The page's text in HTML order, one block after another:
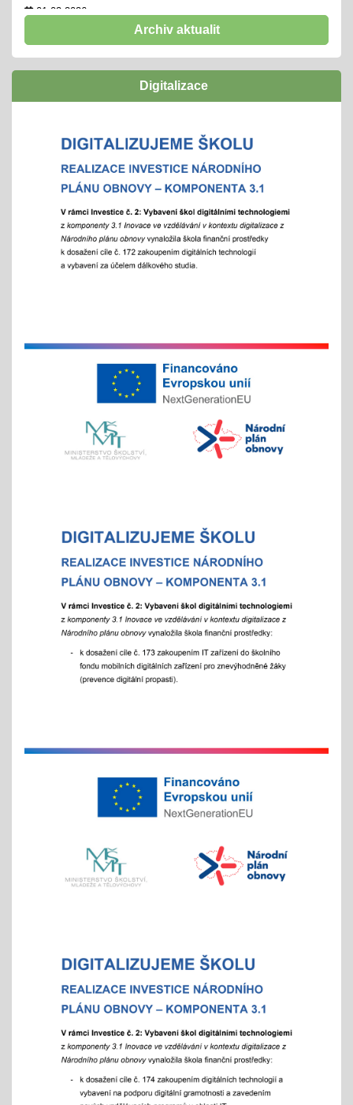
01.02.2026
chceme školu, kde se všichni cítí dobře,
naplno rozvinout svůj potenciál
01.02.2026
městská, okresní a vyšší kola
"držíme palce"
Zápisy online pro školní rok 2026/2027
15.01.2026
- letošní zápis do ZŠ pro 1. ročník školního roku
Chystáte se k zápisu?
nabízíme individuální prohlídky školy
"Každý jinak, ale všichni se těšíme"
25.11.2025
celoškolní slavnostní akce
25. 11. 2025
na jaře si potom vyberou žáci 2. st. odměnu/
volný vstup s programem
4x - od 11. do 20. 11.
aneb "Kam na střední?"
pedagogy a školním parlamentem
- od 16 hod.
Adaptační týden - tradiční
01.09.2025
- celoškoní akce 1.- 5. 9./ aktivity pro zlepšení
komunikace a sociálního klima
Archiv aktualit
Digitalizace